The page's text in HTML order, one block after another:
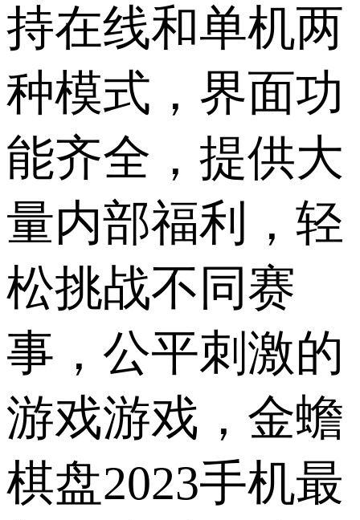
持在线和单机两
种模式，界面功
能齐全，提供大
量内部福利，轻
松挑战不同赛
事，公平刺激的
游戏游戏，金蟾
棋盘2023手机最